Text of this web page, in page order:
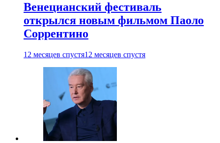
Венецианский фестиваль
открылся новым фильмом Паоло
Соррентино
12 месяцев спустя12 месяцев спустя